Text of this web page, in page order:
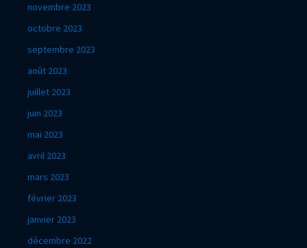
novembre 2023
octobre 2023
septembre 2023
août 2023
juillet 2023
juin 2023
mai 2023
avril 2023
mars 2023
février 2023
janvier 2023
décembre 2022